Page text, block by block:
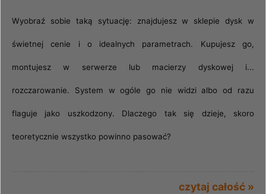
Wyobraź sobie taką sytuację: znajdujesz w sklepie dysk w
świetnej cenie i o idealnych parametrach. Kupujesz go,
montujesz w serwerze lub macierzy dyskowej i...
rozczarowanie. System w ogóle go nie widzi albo od razu
flaguje jako uszkodzony. Dlaczego tak się dzieje, skoro
teoretycznie wszystko powinno pasować?
czytaj całość »